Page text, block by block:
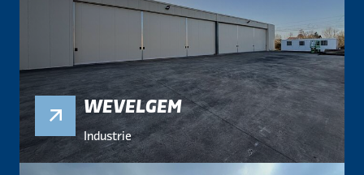
WEVELGEM
Industrie